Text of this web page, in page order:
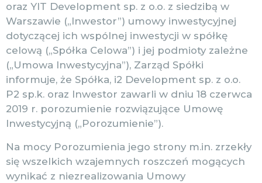
oraz YIT Development sp. z o.o. z siedzibą w
Warszawie („Inwestor”) umowy inwestycyjnej
dotyczącej ich wspólnej inwestycji w spółkę
celową („Spółka Celowa”) i jej podmioty zależne
(„Umowa Inwestycyjna”), Zarząd Spółki
informuje, że Spółka, i2 Development sp. z o.o.
P2 sp.k. oraz Inwestor zawarli w dniu 18 czerwca
2019 r. porozumienie rozwiązujące Umowę
Inwestycyjną („Porozumienie”).
Na mocy Porozumienia jego strony m.in. zrzekły
się wszelkich wzajemnych roszczeń mogących
wynikać z niezrealizowania Umowy